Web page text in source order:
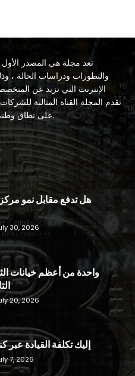
تعد مجلة هي المصدر الأول
والتطورات ودراسات الحالة ،
الإنترنت التي تزيد عن
تقدم المجلة القناة المثالية
على نطاق وطني ، في شكل أعمال تجارية بالكامل.
هل تدفع مقابل نمو مركز
30, 2026
واحدة من أعظم خيانات
20, 2026
إليك تكلفة القيادة عبر
7, 2026